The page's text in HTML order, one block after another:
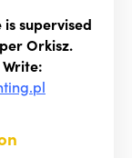
supervised
Orkisz.